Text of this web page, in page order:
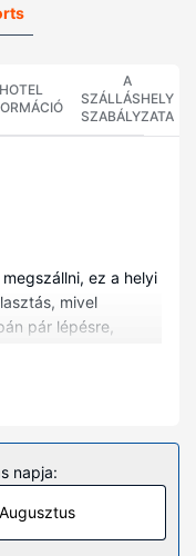
HOTEL
A
SZÁLLÁSHELY
SZABÁLYZATA
ez a helyi
mivel
pár lépésre,
Beale Street, ill.
szoba egyikében,
is található.
ágytakaró és a(z)
és pihentető
napja: